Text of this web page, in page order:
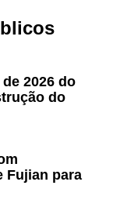
2026 do
do
Fujian para